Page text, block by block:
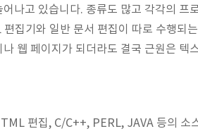
나고 있습니다. 종류도 많고 각각의 프
집기와 일반 문서 편집이 따로 수행되
웹 페이지가 되더라도 결국 근원은 텍
편집, C/C++, PERL, JAVA 등의 소